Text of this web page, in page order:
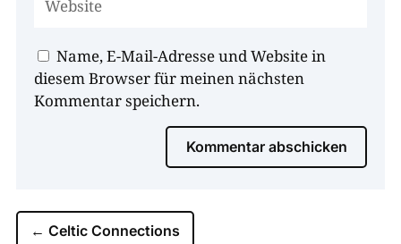
Name, E-Mail-Adresse und Website in
diesem Browser für meinen nächsten
Kommentar speichern.
Kommentar abschicken
← Celtic Connections